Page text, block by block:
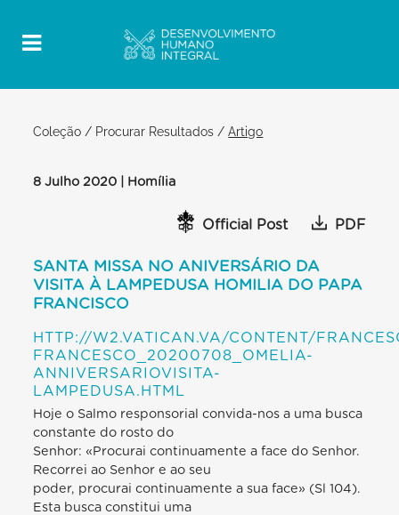
Coleção / Procurar Resultados /Artigo
8 Julho 2020 | Homília
Official Post PDF
SANTA MISSA NO ANIVERSÁRIO DA
VISITA À LAMPEDUSA HOMILIA DO PAPA
FRANCISCO
HTTP://W2.VATICAN.VA/CONTENT/
FRANCESCO_20200708_OMELIA-
ANNIVERSARIOVISITA-
LAMPEDUSA.HTML
Hoje o Salmo responsorial convida-nos a uma busca
constante do rosto do
Senhor: «Procurai continuamente a face do Senhor.
Recorrei ao Senhor e ao seu
poder, procurai continuamente a sua face» (Sl 104).
Esta busca constitui uma